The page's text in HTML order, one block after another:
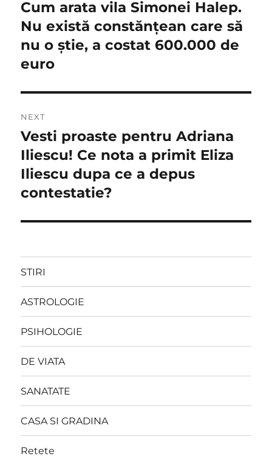
articole
Previous
post:
Cum arata vila Simonei Halep.
Nu există constănțean care să
nu o știe, a costat 600.000 de
euro
NEXT
Next
post:
Vesti proaste pentru Adriana
Iliescu! Ce nota a primit Eliza
Iliescu dupa ce a depus
contestatie?
STIRI
ASTROLOGIE
PSIHOLOGIE
DE VIATA
SANATATE
CASA SI GRADINA
Retete